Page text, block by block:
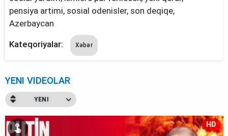
pensiya artimi, sosial odenisler, son deqiqe,
Azerbaycan
Kateqoriyalar: Xəbər
YENI VIDEOLAR
YENI
HD